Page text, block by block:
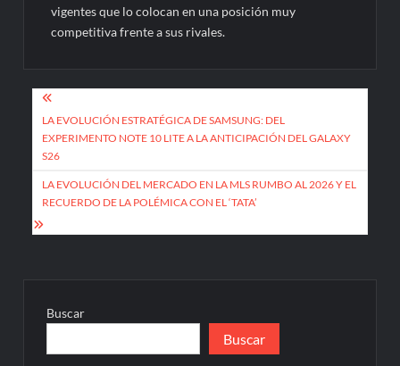
vigentes que lo colocan en una posición muy
competitiva frente a sus rivales.
Navegación
de
entradas
LA EVOLUCIÓN ESTRATÉGICA DE SAMSUNG: DEL
EXPERIMENTO NOTE 10 LITE A LA ANTICIPACIÓN DEL GALAXY
S26
LA EVOLUCIÓN DEL MERCADO EN LA MLS RUMBO AL 2026 Y EL
RECUERDO DE LA POLÉMICA CON EL ‘TATA’
Buscar
Buscar